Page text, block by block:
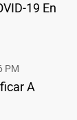
19 En
PM
A